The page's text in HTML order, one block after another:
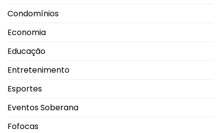
Condomínios
Economia
Educação
Entretenimento
Esportes
Eventos Soberana
Fofocas